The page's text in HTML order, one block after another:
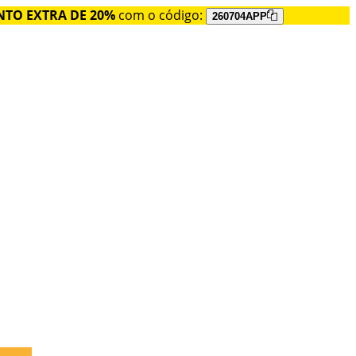
EXTRA DE 20% com o código: 260704APP